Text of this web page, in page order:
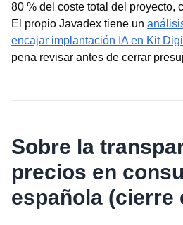
80 % del coste total del proyecto,
El propio Javadex tiene un
encajar implantación IA en Kit
pena revisar antes de cerrar
Sobre la
precios en
española (cierre